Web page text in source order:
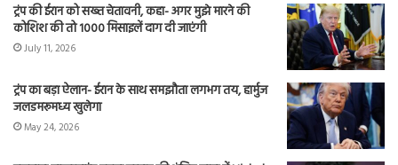
ट्रंप की ईरान को सख्त चेतावनी, कहा- अगर मुझे मारने की
कोशिश की तो 1000 मिसाइलें दाग दी जाएंगी
July 11, 2026
ट्रंप का बड़ा ऐलान- ईरान के साथ समझौता लगभग तय, हार्मुज
जलडमरूमध्य खुलेगा
May 24, 2026